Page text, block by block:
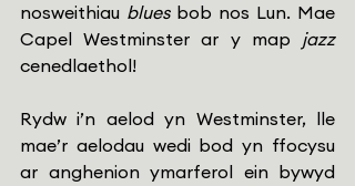
nosweithiau blues bob nos Lun. Mae
Capel Westminster ar y map jazz
cenedlaethol!
Rydw i’n aelod yn Westminster, lle
mae’r aelodau wedi bod yn ffocysu
ar anghenion ymarferol ein bywyd